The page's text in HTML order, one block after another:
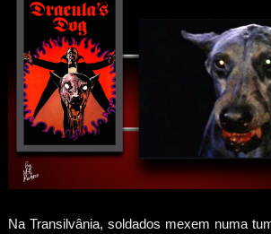
Na Transilvânia, soldados mexem numa